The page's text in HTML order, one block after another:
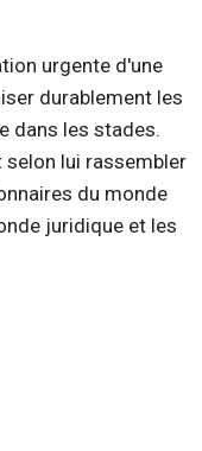
urgente d'une
durablement les
dans les stades.
lui rassembler
du monde
juridique et les